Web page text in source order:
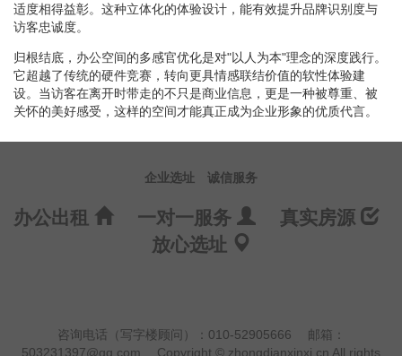
适度相得益彰。这种立体化的体验设计，能有效提升品牌识别度与
访客忠诚度。
归根结底，办公空间的多感官优化是对"以人为本"理念的深度践行。
它超越了传统的硬件竞赛，转向更具情感联结价值的软性体验建
设。当访客在离开时带走的不只是商业信息，更是一种被尊重、被
关怀的美好感受，这样的空间才能真正成为企业形象的优质代言。
企业选址 诚信服务
办公出租 一对一服务
真实房源
放心选址
咨询电话（写字楼顾问）：010-52905666
邮箱：
503231397@qq.com
Copyright © zhongdianxinxi.cn All rights